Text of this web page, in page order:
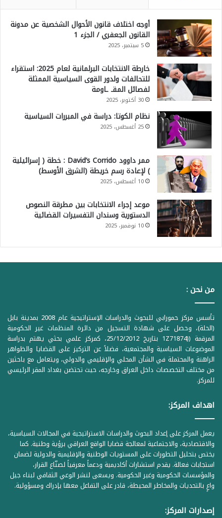
أوجه اختلاف قانون الأحوال الشخصية عن مدونة
القانون الجعفري / الجزء 1
5 سبتمبر، 2025
خارطة الانتخابات البرلمانية لعام 2025: استقراء
للتحالفات ولدور القوى السياسية الممثلة
لفصائل المقـ ـاومة
30 أكتوبر، 2025
نظام الكوتا: دراسة في المبررات السياسية
25 أغسطس، 2025
ممر داوود David’s Corrido : خطة ( إسرائيلية
) لإعادة رسم خريطة (الشرق الأوسط)
10 أغسطس، 2025
موعد إجراء الانتخابات بين مطرقة النصوص
الدستورية وسندان التفسيرات القضائية
10 نوفمبر، 2025
من نحن :
تأسس مركز حمورابي للبحوث والدراسات الإستراتيجية عام 2008 بمدينة بابل
(الحلة)، وحصل على شهادة التسجيل من دائرة المنظمات غير الحكومية
المرقمة ((1Z71874 بتاريخ 25/12/2012، كمركز علمي بحثي يهتم بدراسة
الموضوعات السياسية والمجتمعية، فضلاً عن التركيز على القضايا والظواهر
الراهنة والمحتملة في الشأن المحلي والإقليمي والدولي، ويتعامل مع باحثين
من مختلف التخصصات داخل العراق وخارجه، حيث تحتضن بغداد المقر الرئيسي
للمركز.
اهداف المركز:
يعمل المركز على إعداد البحوث والدراسات الاستراتيجية في المجالات السياسية،
والاقتصادية، والاجتماعية لمعالجة قضايا الواقع العراقي برؤية وطنية. كما
يختص بتحليل التطورات على المستويات الوطنية والإقليمية والدولية لضمان
استجابات فعالة. يقدم استشارات أكاديمية ودعماً معرفياً لصنّاع القرار،
والمؤسسات الحكومية وغير الحكومية. ويسعى لنشر الوعي الثقافي لبناء جيل
واعٍ بالتحديات والمخاطر المحيطة، قادر على التفاعل معها بإدراك ومسؤولية.
إصدارات المركز: